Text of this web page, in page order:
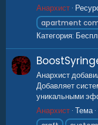
Анархист
apartment
Категория:
Анархист
Добавляет
уникальными
Анархист Тема